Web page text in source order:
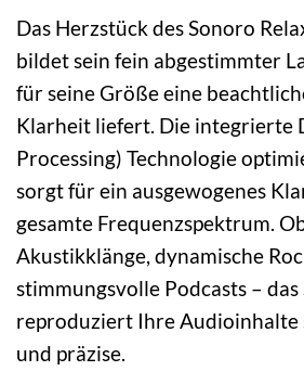
Das Herzstück des Sonoro
bildet sein fein abgestimmter
für seine Größe eine
Klarheit liefert. Die integrierte
Processing) Technologie
sorgt für ein ausgewogenes
gesamte Frequenzspektrum.
Akustikklänge, dynamische
stimmungsvolle Podcasts –
reproduziert Ihre Audioinhalte
und präzise.